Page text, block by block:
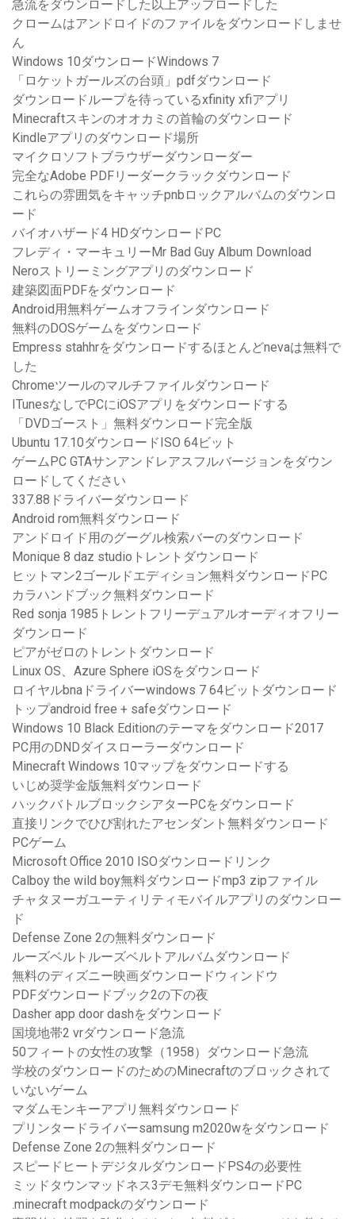
急流をダウンロードした以上アップロードした
クロームはアンドロイドのファイルをダウンロードしませ
ん
Windows 10ダウンロードWindows 7
「ロケットガールズの台頭」pdfダウンロード
ダウンロードループを待っているxfinity xfiアプリ
Minecraftスキンのオオカミの首輪のダウンロード
Kindleアプリのダウンロード場所
マイクロソフトブラウザーダウンローダー
完全なAdobe PDFリーダークラックダウンロード
これらの雰囲気をキャッチpnbロックアルバムのダウンロ
ード
バイオハザード4 HDダウンロードPC
フレディ・マーキュリーMr Bad Guy Album Download
Neroストリーミングアプリのダウンロード
建築図面PDFをダウンロード
Android用無料ゲームオフラインダウンロード
無料のDOSゲームをダウンロード
Empress stahhrをダウンロードするほとんどnevaは無料で
した
Chromeツールのマルチファイルダウンロード
ITunesなしでPCにiOSアプリをダウンロードする
「DVDゴースト」無料ダウンロード完全版
Ubuntu 17.10ダウンロードISO 64ビット
ゲームPC GTAサンアンドレアスフルバージョンをダウン
ロードしてください
337.88ドライバーダウンロード
Android rom無料ダウンロード
アンドロイド用のグーグル検索バーのダウンロード
Monique 8 daz studioトレントダウンロード
ヒットマン2ゴールドエディション無料ダウンロードPC
カラハンドブック無料ダウンロード
Red sonja 1985トレントフリーデュアルオーディオフリー
ダウンロード
ピアがゼロのトレントダウンロード
Linux OS、Azure Sphere iOSをダウンロード
ロイヤルbnaドライバーwindows 7 64ビットダウンロード
トップandroid free + safeダウンロード
Windows 10 Black Editionのテーマをダウンロード2017
PC用のDNDダイスローラーダウンロード
Minecraft Windows 10マップをダウンロードする
いじめ奨学金版無料ダウンロード
ハックバトルブロックシアターPCをダウンロード
直接リンクでひび割れたアセンダント無料ダウンロード
PCゲーム
Microsoft Office 2010 ISOダウンロードリンク
Calboy the wild boy無料ダウンロードmp3 zipファイル
チャタヌーガユーティリティモバイルアプリのダウンロー
ド
Defense Zone 2の無料ダウンロード
ルーズベルトルーズベルトアルバムダウンロード
無料のディズニー映画ダウンロードウィンドウ
PDFダウンロードブック2の下の夜
Dasher app door dashをダウンロード
国境地帯2 vrダウンロード急流
50フィートの女性の攻撃（1958）ダウンロード急流
学校のダウンロードのためのMinecraftのブロックされて
いないゲーム
マダムモンキーアプリ無料ダウンロード
プリンタードライバーsamsung m2020wをダウンロード
Defense Zone 2の無料ダウンロード
スピードヒートデジタルダウンロードPS4の必要性
ミッドタウンマッドネス3デモ無料ダウンロードPC
.minecraft modpackのダウンロード